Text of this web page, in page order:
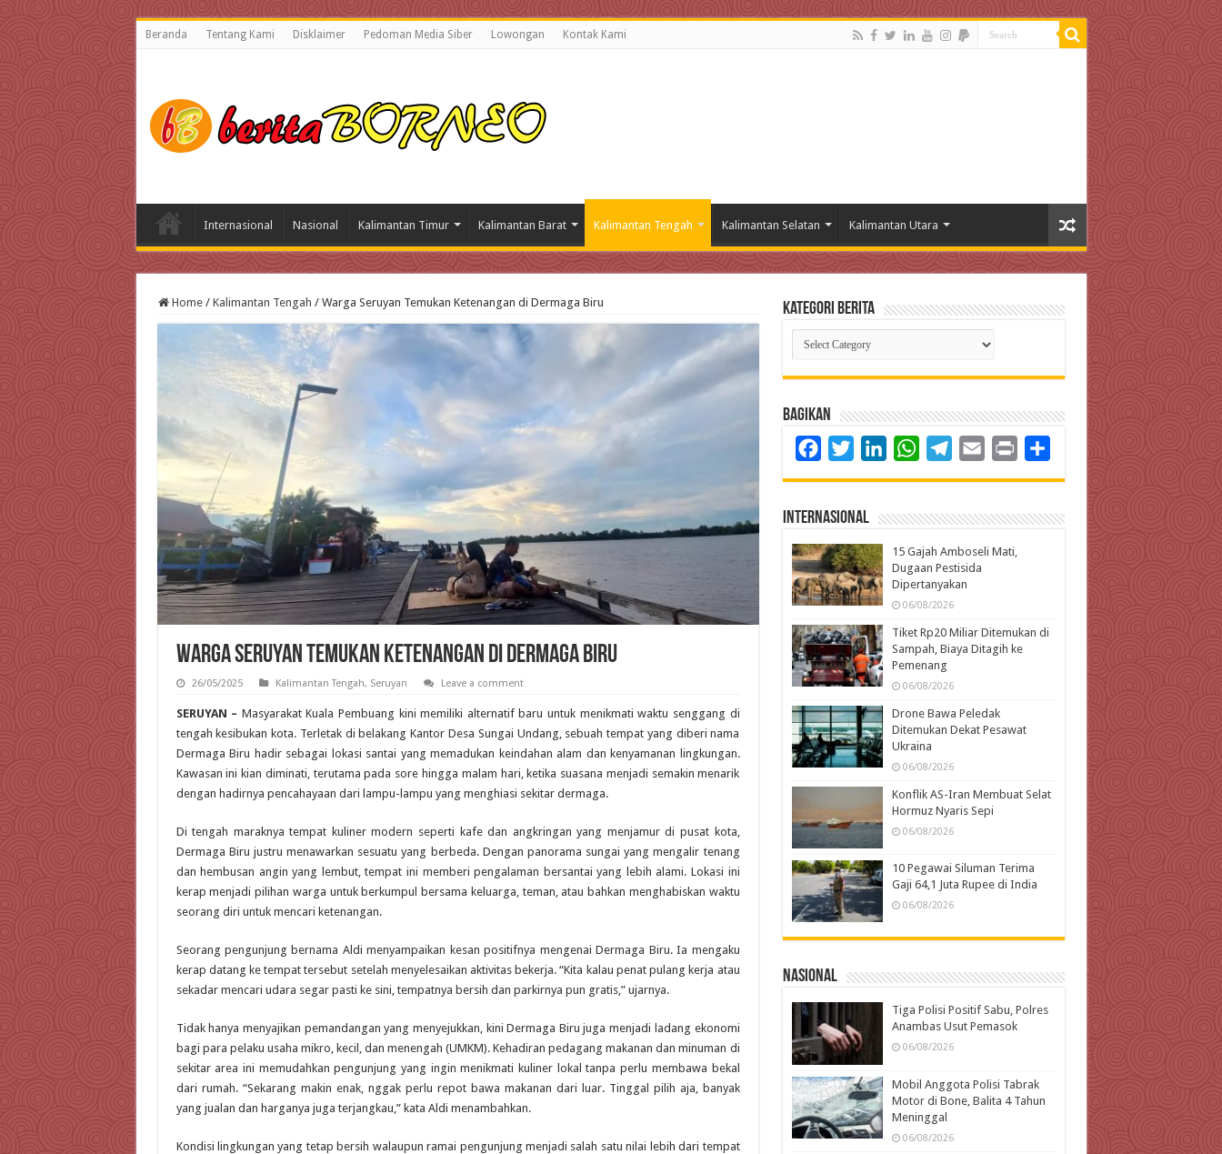
Beranda Tentang Kami Disklaimer Pedoman Media Siber Lowongan Kontak Kami
Internasional Nasional Kalimantan Timur Kalimantan Barat Kalimantan Tengah Kalimantan Selatan Kalimantan Utara
Home / Kalimantan Tengah / Warga Seruyan Temukan Ketenangan di Dermaga Biru
Warga Seruyan Temukan Ketenangan di Dermaga Biru
26/05/2025 Kalimantan Tengah, Seruyan Leave a comment
SERUYAN – Masyarakat Kuala Pembuang kini memiliki alternatif baru untuk menikmati waktu senggang di
tengah kesibukan kota. Terletak di belakang Kantor Desa Sungai Undang, sebuah tempat yang diberi nama
Dermaga Biru hadir sebagai lokasi santai yang memadukan keindahan alam dan kenyamanan lingkungan.
Kawasan ini kian diminati, terutama pada sore hingga malam hari, ketika suasana menjadi semakin menarik
dengan hadirnya pencahayaan dari lampu-lampu yang menghiasi sekitar dermaga.
Di tengah maraknya tempat kuliner modern seperti kafe dan angkringan yang menjamur di pusat kota,
Dermaga Biru justru menawarkan sesuatu yang berbeda. Dengan panorama sungai yang mengalir tenang
dan hembusan angin yang lembut, tempat ini memberi pengalaman bersantai yang lebih alami. Lokasi ini
kerap menjadi pilihan warga untuk berkumpul bersama keluarga, teman, atau bahkan menghabiskan waktu
seorang diri untuk mencari ketenangan.
Seorang pengunjung bernama Aldi menyampaikan kesan positifnya mengenai Dermaga Biru. Ia mengaku
kerap datang ke tempat tersebut setelah menyelesaikan aktivitas bekerja. “Kita kalau penat pulang kerja atau
sekadar mencari udara segar pasti ke sini, tempatnya bersih dan parkirnya pun gratis,” ujarnya.
Tidak hanya menyajikan pemandangan yang menyejukkan, kini Dermaga Biru juga menjadi ladang ekonomi
bagi para pelaku usaha mikro, kecil, dan menengah (UMKM). Kehadiran pedagang makanan dan minuman di
sekitar area ini memudahkan pengunjung yang ingin menikmati kuliner lokal tanpa perlu membawa bekal
dari rumah. “Sekarang makin enak, nggak perlu repot bawa makanan dari luar. Tinggal pilih aja, banyak
yang jualan dan harganya juga terjangkau,” kata Aldi menambahkan.
Kondisi lingkungan yang tetap bersih walaupun ramai pengunjung menjadi salah satu nilai lebih dari tempat
Kategori Berita
Kategori
Berita
Bagikan
FacebookTwitterLinkedInWhatsAppTelegram
Email Print
Internasional
15 Gajah Amboseli Mati,
Dugaan Pestisida
Dipertanyakan
06/08/2026
Tiket Rp20 Miliar Ditemukan di
Sampah, Biaya Ditagih ke
Pemenang
06/08/2026
Drone Bawa Peledak
Ditemukan Dekat Pesawat
Ukraina
06/08/2026
Konflik AS-Iran Membuat Selat
Hormuz Nyaris Sepi
06/08/2026
10 Pegawai Siluman Terima
Gaji 64,1 Juta Rupee di India
06/08/2026
Nasional
Tiga Polisi Positif Sabu, Polres
Anambas Usut Pemasok
06/08/2026
Mobil Anggota Polisi Tabrak
Motor di Bone, Balita 4 Tahun
Meninggal
06/08/2026